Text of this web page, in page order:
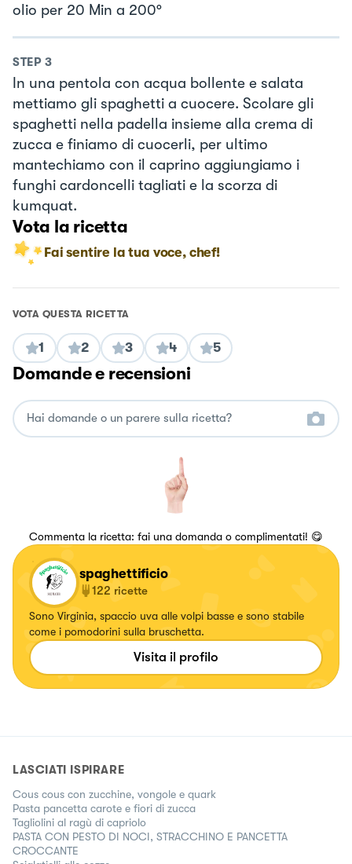
olio per 20 Min a 200°
STEP 3
In una pentola con acqua bollente e salata
mettiamo gli spaghetti a cuocere. Scolare gli
spaghetti nella padella insieme alla crema di
zucca e finiamo di cuocerli, per ultimo
mantechiamo con il caprino aggiungiamo i
funghi cardoncelli tagliati e la scorza di
kumquat.
Vota la ricetta
Fai sentire la tua voce, chef!
VOTA QUESTA RICETTA
1 2 3 4 5
Domande e recensioni
Commenta la ricetta: fai una domanda o complimentati! 😋
spaghettificio
122 ricette
Sono Virginia, spaccio uva alle volpi basse e sono stabile
come i pomodorini sulla bruschetta.
Visita il profilo
LASCIATI ISPIRARE
Cous cous con zucchine, vongole e quark
Pasta pancetta carote e fiori di zucca
Tagliolini al ragù di capriolo
PASTA CON PESTO DI NOCI, STRACCHINO E PANCETTA
CROCCANTE